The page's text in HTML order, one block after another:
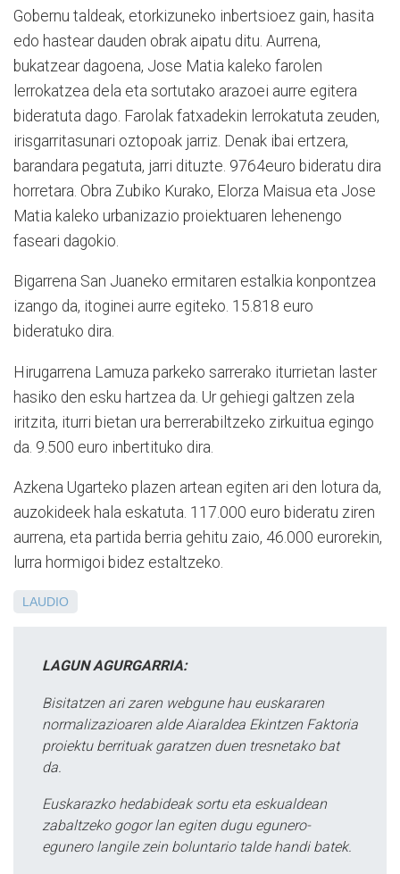
Gobernu taldeak, etorkizuneko inbertsioez gain, hasita
edo hastear dauden obrak aipatu ditu. Aurrena,
bukatzear dagoena, Jose Matia kaleko farolen
lerrokatzea dela eta sortutako arazoei aurre egitera
bideratuta dago. Farolak fatxadekin lerrokatuta zeuden,
irisgarritasunari oztopoak jarriz. Denak ibai ertzera,
barandara pegatuta, jarri dituzte. 9764euro bideratu dira
horretara. Obra Zubiko Kurako, Elorza Maisua eta Jose
Matia kaleko urbanizazio proiektuaren lehenengo
faseari dagokio.
Bigarrena San Juaneko ermitaren estalkia konpontzea
izango da, itoginei aurre egiteko. 15.818 euro
bideratuko dira.
Hirugarrena Lamuza parkeko sarrerako iturrietan laster
hasiko den esku hartzea da. Ur gehiegi galtzen zela
iritzita, iturri bietan ura berrerabiltzeko zirkuitua egingo
da. 9.500 euro inbertituko dira.
Azkena Ugarteko plazen artean egiten ari den lotura da,
auzokideek hala eskatuta. 117.000 euro bideratu ziren
aurrena, eta partida berria gehitu zaio, 46.000 eurorekin,
lurra hormigoi bidez estaltzeko.
LAUDIO
LAGUN AGURGARRIA:
Bisitatzen ari zaren webgune hau euskararen
normalizazioaren alde Aiaraldea Ekintzen Faktoria
proiektu berrituak garatzen duen tresnetako bat
da.
Euskarazko hedabideak sortu eta eskualdean
zabaltzeko gogor lan egiten dugu egunero-
egunero langile zein boluntario talde handi batek.